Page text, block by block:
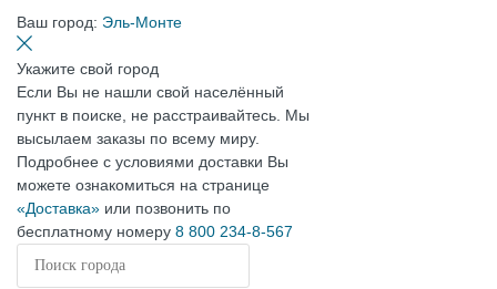
Ваш город: Эль-Монте
Укажите свой город
Если Вы не нашли свой населённый
пункт в поиске, не расстраивайтесь. Мы
высылаем заказы по всему миру.
Подробнее с условиями доставки Вы
можете ознакомиться на странице
«Доставка» или позвонить по
бесплатному номеру 8 800 234-8-567